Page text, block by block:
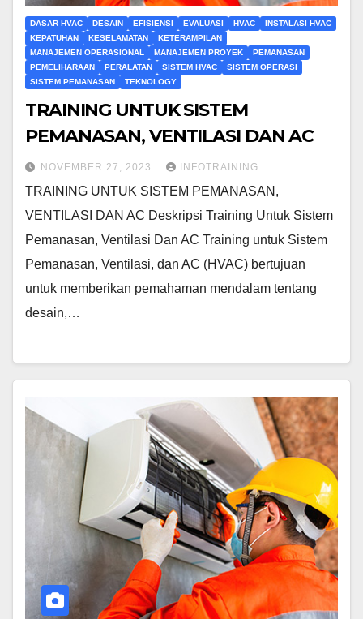
DASAR HVAC DESAIN EFISIENSI EVALUASI HVAC
INSTALASI HVAC
KEPATUHAN
KESELAMATAN
KETERAMPILAN
MANAJEMEN OPERASIONAL
MANAJEMEN PROYEK
PEMANASAN
PEMELIHARAAN
PERALATAN SISTEM HVAC
SISTEM OPERASI
SISTEM PEMANASAN
TEKNOLOGY
TRAINING UNTUK SISTEM
PEMANASAN, VENTILASI DAN AC
NOVEMBER 27, 2023 INFOTRAINING
TRAINING UNTUK SISTEM PEMANASAN,
VENTILASI DAN AC Deskripsi Training Untuk Sistem
Pemanasan, Ventilasi Dan AC Training untuk Sistem
Pemanasan, Ventilasi, dan AC (HVAC) bertujuan
untuk memberikan pemahaman mendalam tentang
desain,…